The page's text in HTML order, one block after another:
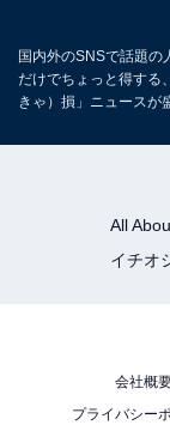
国内外のSNSで話題の
だけでちょっと得する
きゃ）損」ニュースが
All
イチオ
会社概
プライバシー